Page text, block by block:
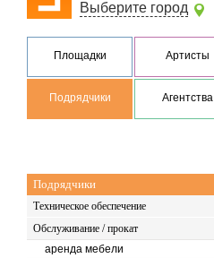
Выберите город
Площадки Артисты
Подрядчики Агентства
Подрядчики
Техническое обеспечение
Обслуживание / прокат
аренда мебели